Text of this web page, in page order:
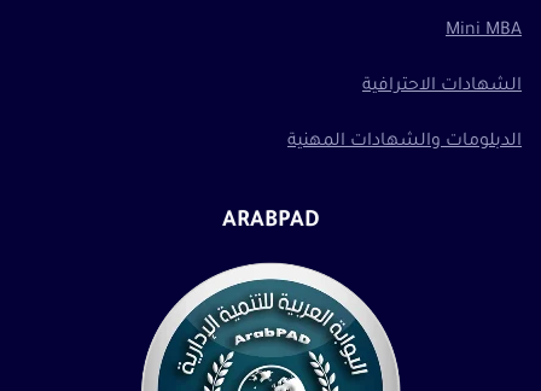
Mini MBA
الشهادات الاحترافية
الدبلومات والشهادات المهنية
ARABPAD